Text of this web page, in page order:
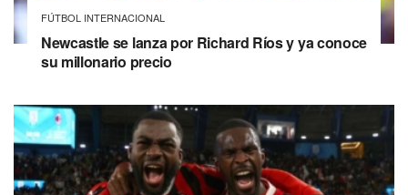
FÚTBOL INTERNACIONAL
Newcastle se lanza por Richard Ríos y ya conoce
su millonario precio